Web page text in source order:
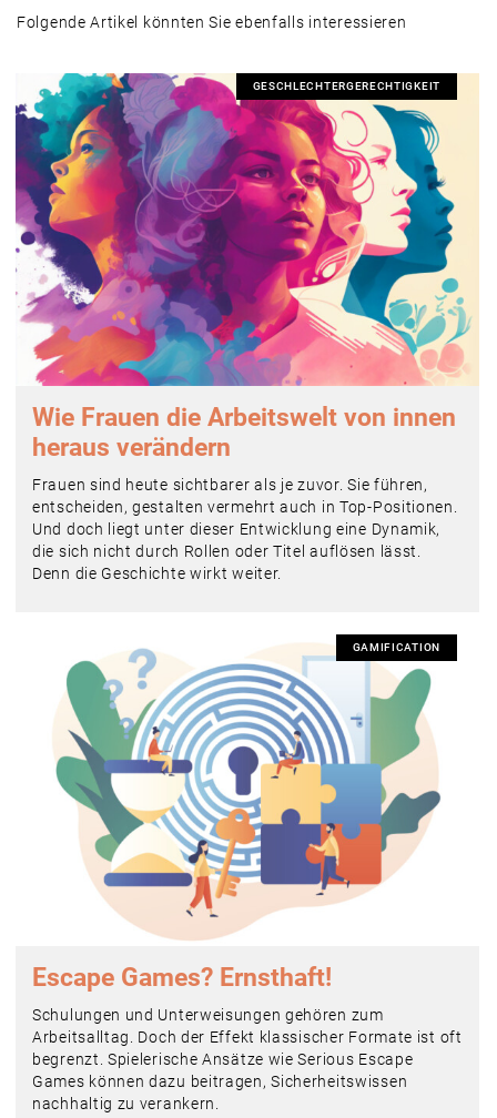
Folgende Artikel könnten Sie ebenfalls interessieren
GESCHLECHTERGERECHTIGKEIT
Wie Frauen die Arbeitswelt von innen
heraus verändern
Frauen sind heute sichtbarer als je zuvor. Sie führen,
entscheiden, gestalten vermehrt auch in Top-Positionen.
Und doch liegt unter dieser Entwicklung eine Dynamik,
die sich nicht durch Rollen oder Titel auflösen lässt.
Denn die Geschichte wirkt weiter.
GAMIFICATION
Escape Games? Ernsthaft!
Schulungen und Unterweisungen gehören zum
Arbeitsalltag. Doch der Effekt klassischer Formate ist oft
begrenzt. Spielerische Ansätze wie Serious Escape
Games können dazu beitragen, Sicherheitswissen
nachhaltig zu verankern.